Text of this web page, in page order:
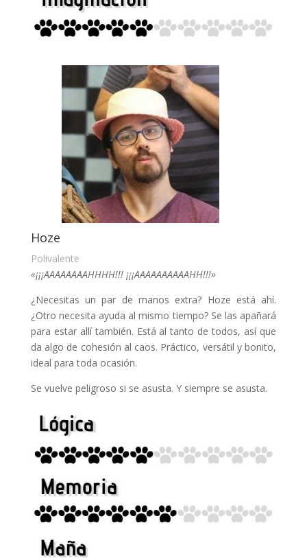
Hoze
Polivalente
«¡¡¡AAAAAAAAHHHH!!! ¡¡¡AAAAAAAAAAHH!!!»
¿Necesitas un par de manos extra? Hoze está ahí.
¿Otro necesita ayuda al mismo tiempo? Se las apañará
para estar allí también. Está al tanto de todos, así que
da algo de cohesión al caos. Práctico, versátil y bonito,
ideal para toda ocasión.
Se vuelve peligroso si se asusta. Y siempre se asusta.